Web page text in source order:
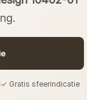
✓ Gratis sfeerindicatie